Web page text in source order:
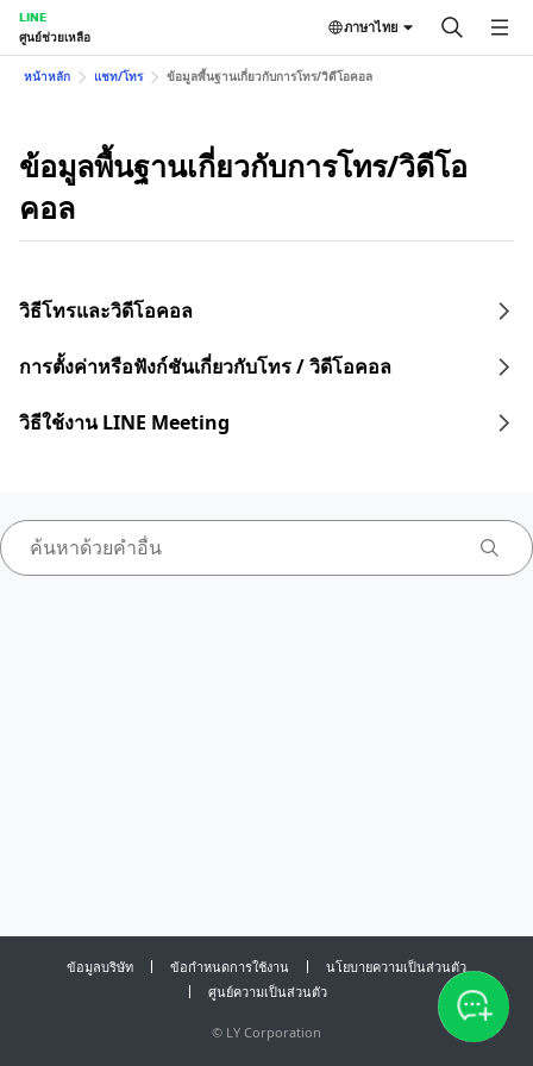
LINE
ศูนย์ช่วยเหลือ
ภาษาไทย
หน้าหลัก แชท/โทร ข้อมูลพื้นฐานเกี่ยวกับการโทร/วิดีโอคอล
ข้อมูลพื้นฐานเกี่ยวกับการโทร/วิดีโอ
คอล
วิธีโทรและวิดีโอคอล
การตั้งค่าหรือฟังก์ชันเกี่ยวกับโทร / วิดีโอคอล
วิธีใช้งาน LINE Meeting
ข้อมูลบริษัท ข้อกำหนดการใช้งาน
นโยบายความเป็นส่วนตัว
ศูนย์ความเป็นส่วนตัว
© LY Corporation